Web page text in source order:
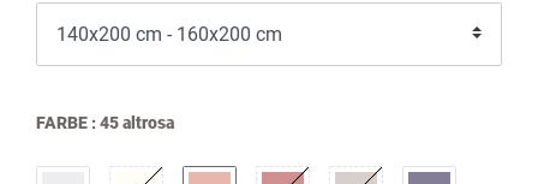
FARBE :45 altrosa